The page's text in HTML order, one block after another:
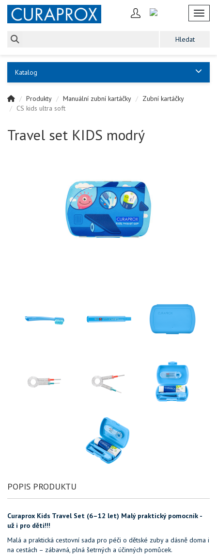
Katalog
Produkty Manuální zubní kartáčky
Zubní kartáčky
CS kids ultra soft
Travel set KIDS modrý
POPIS PRODUKTU
Curaprox Kids Travel Set (6–12 let) Malý praktický pomocník -
už i pro děti!!!
Malá a praktická cestovní sada pro péči o dětské zuby a dásně doma i
na cestách – zábavná, plná šetrných a účinných pomůcek.